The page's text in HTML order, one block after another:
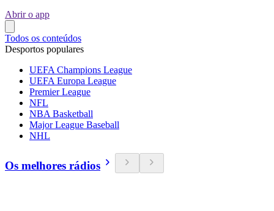
Abrir o app
Todos os conteúdos
Desportos populares
UEFA Champions League
UEFA Europa League
Premier League
NFL
NBA Basketball
Major League Baseball
NHL
Os melhores rádios